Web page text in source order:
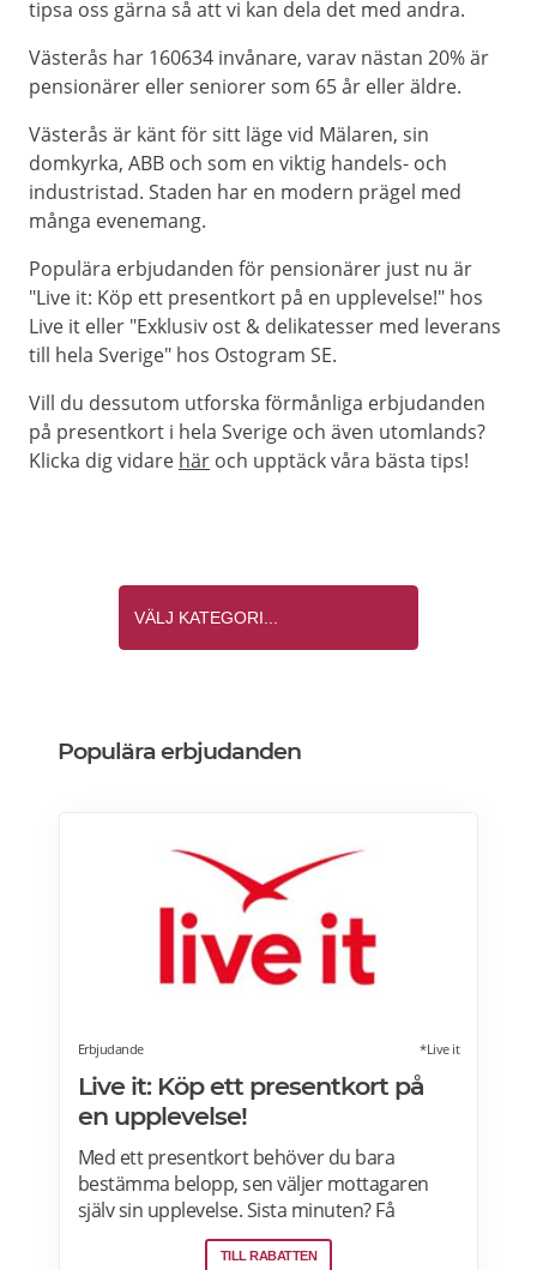
tipsa oss gärna så att vi kan dela det med andra.
Västerås har 160634 invånare, varav nästan 20% är
pensionärer eller seniorer som 65 år eller äldre.
Västerås är känt för sitt läge vid Mälaren, sin
domkyrka, ABB och som en viktig handels- och
industristad. Staden har en modern prägel med
många evenemang.
Populära erbjudanden för pensionärer just nu är
"Live it: Köp ett presentkort på en upplevelse!" hos
Live it eller "Exklusiv ost & delikatesser med leverans
till hela Sverige" hos Ostogram SE.
Vill du dessutom utforska förmånliga erbjudanden
på presentkort i hela Sverige och även utomlands?
Klicka dig vidare här och upptäck våra bästa tips!
Populära erbjudanden
Erbjudande *Live it
Live it: Köp ett presentkort på
en upplevelse!
Med ett presentkort behöver du bara
bestämma belopp, sen väljer mottagaren
själv sin upplevelse. Sista minuten? Få
presentkortet med digital leverans direkt –
perfekt även i sista stund. Live it grundades
TILL RABATTEN